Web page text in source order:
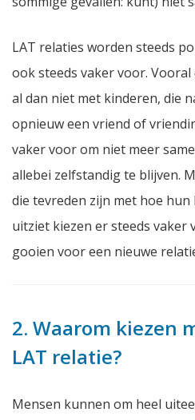
LAT relaties worden steeds
ook steeds vaker voor.
al dan niet met kinderen, die
opnieuw een vriend of
vaker voor om niet meer
allebei zelfstandig te blijven.
die tevreden zijn met hoe
uitziet kiezen er steeds vaker
gooien voor een nieuwe
2. Waarom kiezen
LAT relatie?
Mensen kunnen om heel